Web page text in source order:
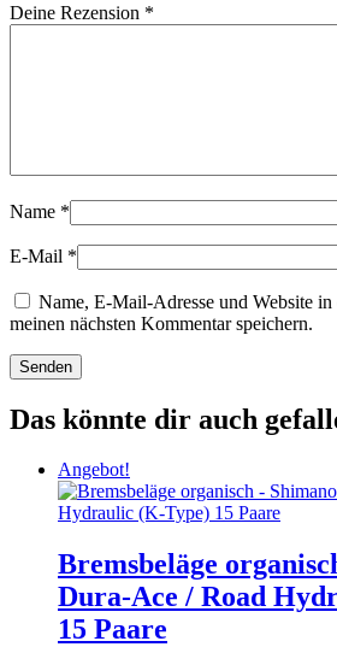
Deine Rezension *
Name *
E-Mail *
Name, E-Mail-Adresse und Website
meinen nächsten Kommentar speichern.
Das könnte dir auch
Angebot!
Bremsbeläge
Dura-Ace / Road
15 Paare